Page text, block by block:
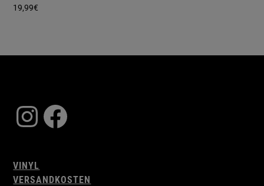
19,99€
Instagram
Facebook
VINYL
VERSANDKOSTEN